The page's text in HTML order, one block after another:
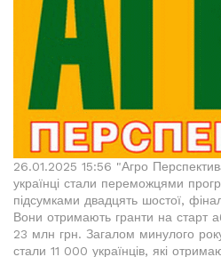
26.01.2025 15:56 "Агро
українці стали переможцями
підсумками двадцять шостої,
Вони отримають гранти на старт
23 млн грн. Загалом минулого
стали 11 000 українців, які